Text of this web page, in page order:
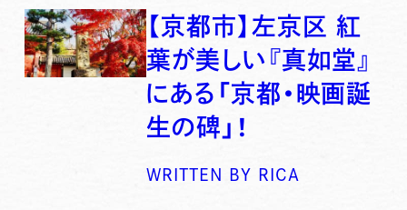
【京都市】左京区 紅
葉が美しい『真如堂』
にある「京都・映画誕
生の碑」！
WRITTEN BY RICA